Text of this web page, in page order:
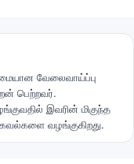
வேலைவாய்ப்பு
பெற்றவர்.
இவரின் மிகுந்த
வழங்குகிறது.